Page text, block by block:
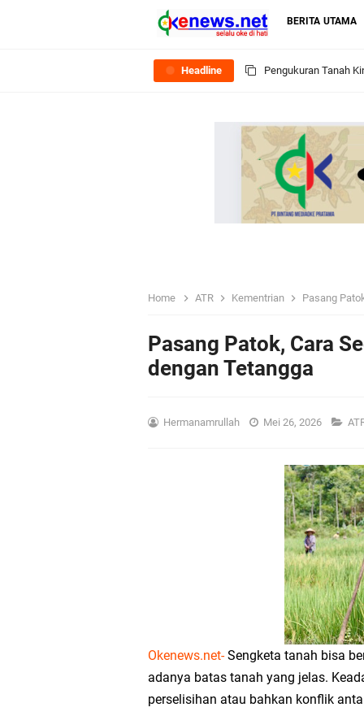
BERITA UTAMA
Headline Pengukuran Tanah
Menteri Nusron Ajak
Dana BTT Setengah
Mulai 17 Agustus,
Kasus Pencabulan
BPBD Lotim Siap
Bantu Warga
Lombok Timur Jadi
BAZNAS Lotim
Wamen Ossy Ajak
Home ATR Kementrian Pasang
Pasang Patok, Cara
dengan Tetangga
Hermanamrullah Mei 26, 2026
Okenews.net-Sengketa tanah bisa
adanya batas tanah yang jelas.
perselisihan atau bahkan konflik